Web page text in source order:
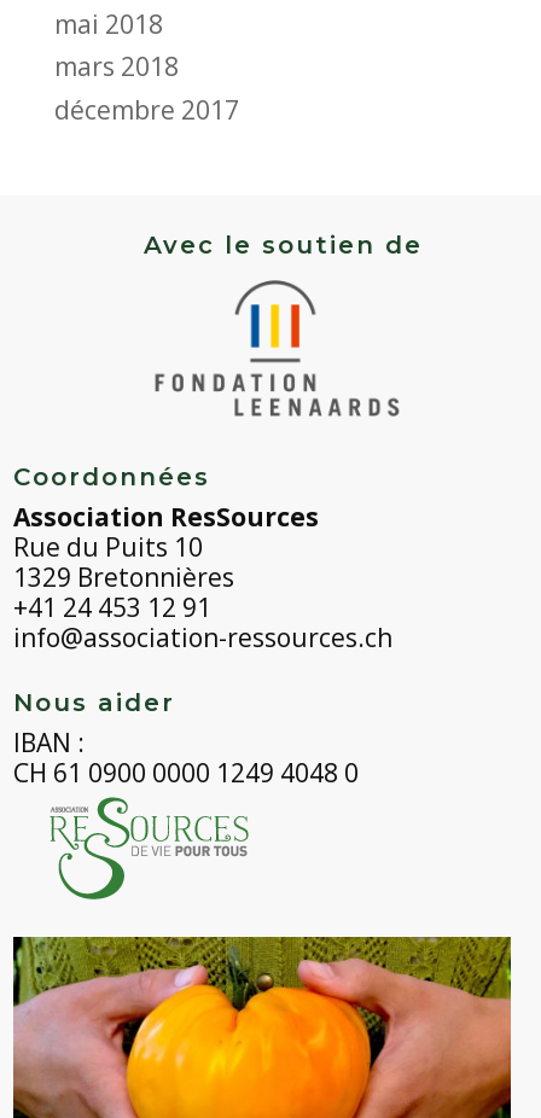
mai 2018
mars 2018
décembre 2017
Avec le soutien de
Coordonnées
Association ResSources
Rue du Puits 10
1329 Bretonnières
+41 24 453 12 91
info@association-ressources.ch
Nous aider
IBAN :
CH 61 0900 0000 1249 4048 0